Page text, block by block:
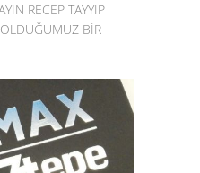
RECEP TAYYİP
BİR